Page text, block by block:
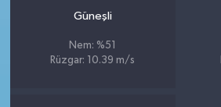
Güneşli
Nem: %51
Rüzgar: 10.39 m/s